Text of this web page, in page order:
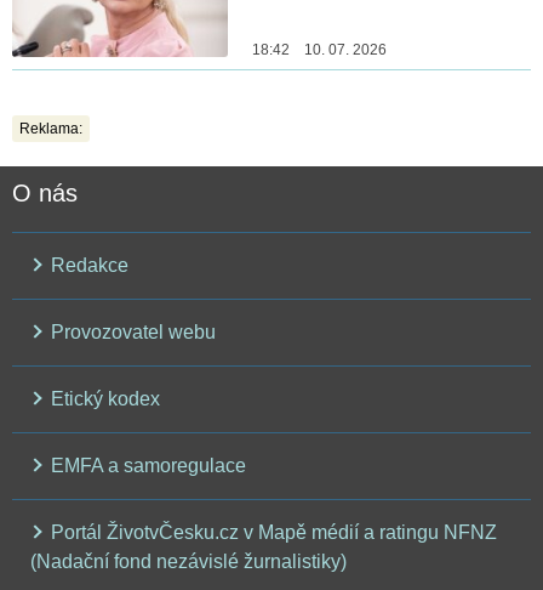
18:42 10. 07. 2026
Reklama:
O nás
Redakce
Provozovatel webu
Etický kodex
EMFA a samoregulace
Portál ŽivotvČesku.cz v Mapě médií a ratingu NFNZ
(Nadační fond nezávislé žurnalistiky)